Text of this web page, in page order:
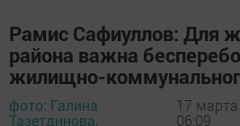
Рамис Сафиуллов: Для
района важна
жилищно-
фото: Галина
Тазетдинова,
17
06:09